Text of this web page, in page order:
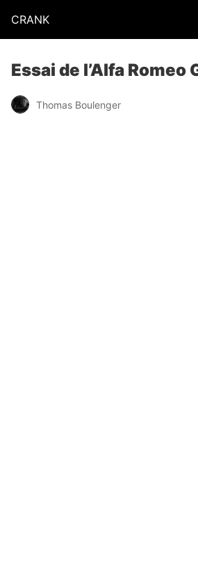
CRANK
Essai de l’Alfa Romeo
Thomas Boulenger